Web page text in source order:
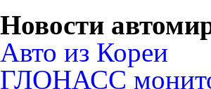
Новости
Авто из Кореи
ГЛОНАСС